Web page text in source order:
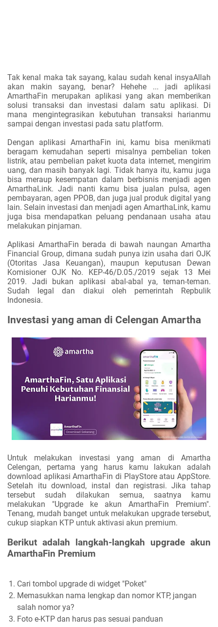
Tak kenal maka tak sayang, kalau sudah kenal insyaAllah
akan makin sayang, benar? Hehehe ... jadi aplikasi
AmarthaFin merupakan aplikasi yang akan memberikan
solusi transaksi dan investasi dalam satu aplikasi. Di
mana mengintegrasikan kebutuhan transaksi harianmu
sampai dengan investasi pada satu platform.
Dengan aplikasi AmarthaFin ini, kamu bisa menikmati
beragam kemudahan seperti misalnya pembelian token
listrik, atau pembelian paket kuota data internet, mengirim
uang, dan masih banyak lagi. Tidak hanya itu, kamu juga
bisa meraup kesempatan dalam berbisnis menjadi agen
AmarthaLink. Jadi nanti kamu bisa jualan pulsa, agen
pembayaran, agen PPOB, dan juga jual produk digital yang
lain. Selain investasi dan menjadi agen AmarthaLink, kamu
juga bisa mendapatkan peluang pendanaan usaha atau
melakukan pinjaman.
Aplikasi AmarthaFin berada di bawah naungan Amartha
Financial Group, dimana sudah punya izin usaha dari OJK
(Otoritas Jasa Keuangan), maupun keputusan Dewan
Komisioner OJK No. KEP-46/D.05./2019 sejak 13 Mei
2019. Jadi bukan aplikasi abal-abal ya, teman-teman.
Sudah legal dan diakui oleh pemerintah Repbulik
Indonesia.
Investasi yang aman di Celengan Amartha
Untuk melakukan investasi yang aman di Amartha
Celengan, pertama yang harus kamu lakukan adalah
download aplikasi AmarthaFin di PlayStore atau AppStore.
Setelah itu download, instal dan registrasi. Jika tahap
tersebut sudah dilakukan semua, saatnya kamu
melakukan "Upgrade ke akun AmarthaFin Premium".
Tenang, mudah banget untuk melakukan upgrade tersebut,
cukup siapkan KTP untuk aktivasi akun premium.
Berikut adalah langkah-langkah upgrade akun
AmarthaFin Premium
Cari tombol upgrade di widget "Poket"
Memasukkan nama lengkap dan nomor KTP, jangan
salah nomor ya?
Foto e-KTP dan harus pas sesuai panduan